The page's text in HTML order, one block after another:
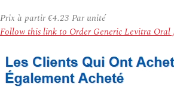
Prix à partir€4.23 Par unité
Follow this link to Order Generic Levitra